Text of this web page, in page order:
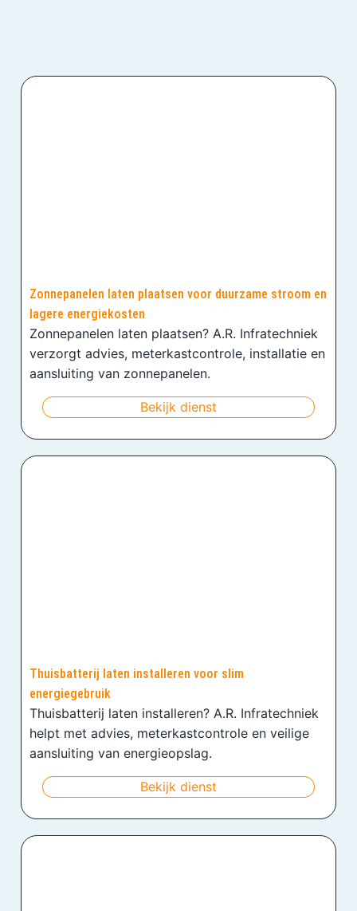
Zonnepanelen laten plaatsen voor duurzame stroom en
lagere energiekosten
Zonnepanelen laten plaatsen? A.R. Infratechniek
verzorgt advies, meterkastcontrole, installatie en
aansluiting van zonnepanelen.
Bekijk dienst
Thuisbatterij laten installeren voor slim
energiegebruik
Thuisbatterij laten installeren? A.R. Infratechniek
helpt met advies, meterkastcontrole en veilige
aansluiting van energieopslag.
Bekijk dienst